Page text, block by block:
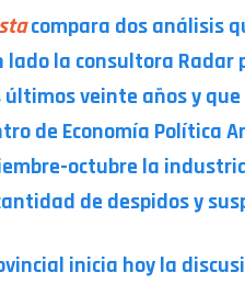
compara dos análisis
lado la consultora Radar
veinte años y
de Economía Política
octubre la
de despidos y
inicia hoy la